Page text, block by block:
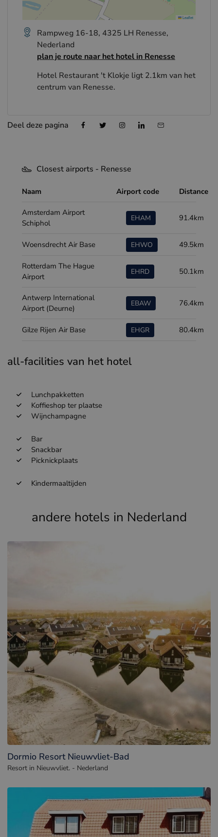
Leaflet
Rampweg 16-18, 4325 LH Renesse,
Nederland
plan je route naar het hotel in Renesse
Hotel Restaurant 't Klokje ligt 2.1km van het
centrum van Renesse.
Deel deze pagina
Closest airports - Renesse
Naam Airport code Distance
Amsterdam Airport
Schiphol
EHAM 91.4km
Woensdrecht Air Base EHWO 49.5km
Rotterdam The Hague
Airport
EHRD 50.1km
Antwerp International
Airport (Deurne)
EBAW 76.4km
Gilze Rijen Air Base EHGR 80.4km
all-facilities van het hotel
Lunchpakketten
Koffieshop ter plaatse
Wijnchampagne
Bar
Snackbar
Picknickplaats
Kindermaaltijden
andere hotels in Nederland
Dormio Resort Nieuwvliet-Bad
Resort in Nieuwvliet. - Nederland